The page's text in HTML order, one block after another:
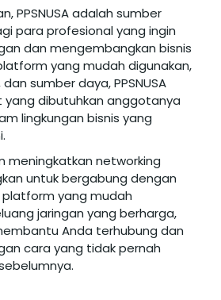
PPSNUSA adalah sumber
para profesional yang ingin
dan mengembangkan bisnis
yang mudah digunakan,
sumber daya, PPSNUSA
yang dibutuhkan anggotanya
lingkungan bisnis yang
meningkatkan networking
untuk bergabung dengan
platform yang mudah
jaringan yang berharga,
Anda terhubung dan
cara yang tidak pernah